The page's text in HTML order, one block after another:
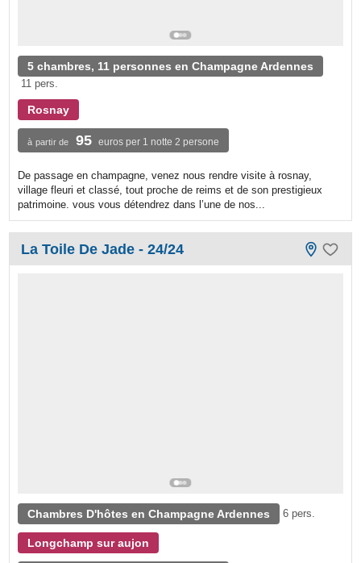
5 chambres, 11 personnes en Champagne Ardennes
11 pers.
Rosnay
à partir de 95 euros per 1 notte 2 persone
De passage en champagne, venez nous rendre visite à rosnay,
village fleuri et classé, tout proche de reims et de son prestigieux
patrimoine. vous vous détendrez dans l’une de nos...
La Toile De Jade - 24/24
Chambres D'hôtes en Champagne Ardennes 6 pers.
Longchamp sur aujon